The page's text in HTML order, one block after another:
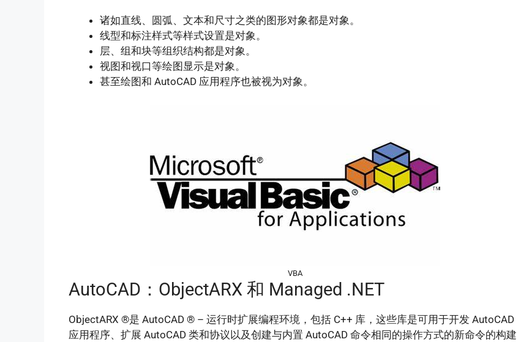
诸如直线、圆弧、文本和尺寸之类的图形对象都是对象。
线型和标注样式等样式设置是对象。
层、组和块等组织结构都是对象。
视图和视口等绘图显示是对象。
甚至绘图和 AutoCAD 应用程序也被视为对象。
VBA
AutoCAD：ObjectARX 和 Managed .NET
ObjectARX ®是 AutoCAD ® – 运行时扩展编程环境，包括 C++ 库，这些库是可用于开发 AutoCAD
应用程序、扩展 AutoCAD 类和协议以及创建与内置 AutoCAD 命令相同的操作方式的新命令的构建